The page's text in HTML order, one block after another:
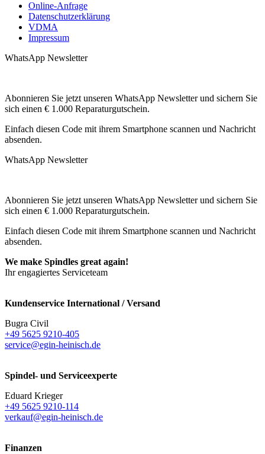
Online-Anfrage
Datenschutzerklärung
VDMA
Impressum
WhatsApp Newsletter
Abonnieren Sie jetzt unseren WhatsApp Newsletter und sichern Sie
sich einen € 1.000 Reparaturgutschein.
Einfach diesen Code mit ihrem Smartphone scannen und Nachricht
absenden.
WhatsApp Newsletter
Abonnieren Sie jetzt unseren WhatsApp Newsletter und sichern Sie
sich einen € 1.000 Reparaturgutschein.
Einfach diesen Code mit ihrem Smartphone scannen und Nachricht
absenden.
We make Spindles great again!
Ihr engagiertes Serviceteam
Kundenservice International / Versand
Bugra Civil
+49 5625 9210-405
service@egin-heinisch.de
Spindel- und Serviceexperte
Eduard Krieger
+49 5625 9210-114
verkauf@egin-heinisch.de
Finanzen